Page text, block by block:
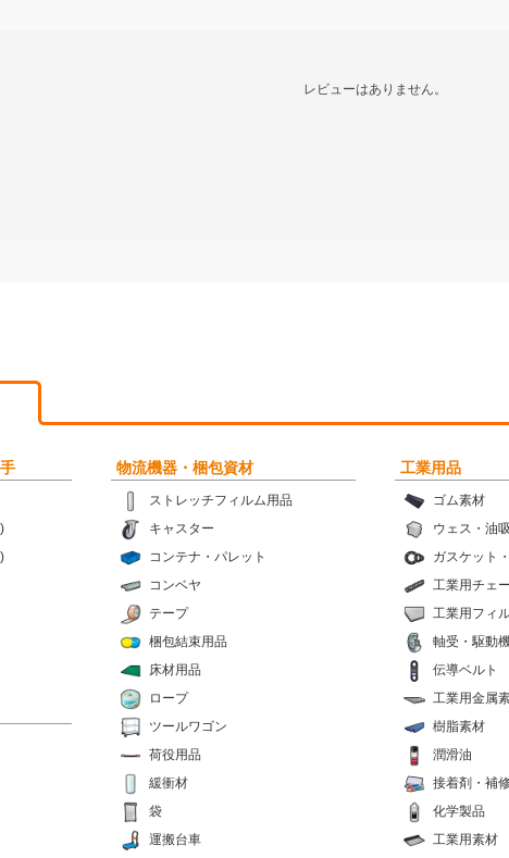
レビューはありません。
物流機器・梱包資材
ストレッチフィルム用品
キャスター
コンテナ・パレット
コンベヤ
テープ
梱包結束用品
床材用品
ロープ
ツールワゴン
荷役用品
緩衝材
袋
運搬台車
工業用品
ゴム素材
ウェス・油
ガスケット
工業用チェ
工業用フィ
軸受・駆動
伝導ベルト
工業用金属
樹脂素材
潤滑油
接着剤・補
化学製品
工業用素材